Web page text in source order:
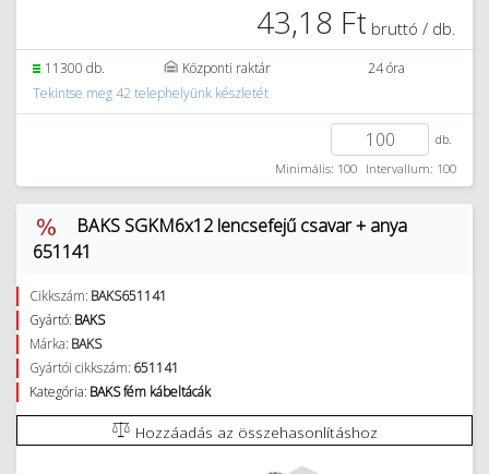
43,18 Ft bruttó / db.
11300 db. Központi raktár
24 óra
Tekintse meg 42 telephelyünk készletét
db.
Minimális: 100 Intervallum: 100
BAKS SGKM6x12 lencsefejű csavar + anya
651141
Cikkszám: BAKS651141
Gyártó: BAKS
Márka: BAKS
Gyártói cikkszám: 651141
Kategória: BAKS fém kábeltácák
Hozzáadás az összehasonlításhoz